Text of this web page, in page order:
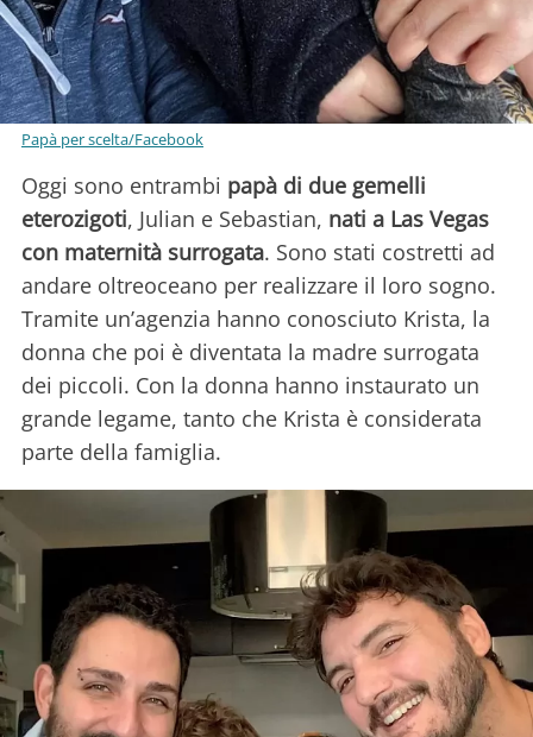
Papà per scelta/Facebook
Oggi sono entrambi papà di due gemelli
eterozigoti, Julian e Sebastian, nati a Las Vegas
con maternità surrogata. Sono stati costretti ad
andare oltreoceano per realizzare il loro sogno.
Tramite un’agenzia hanno conosciuto Krista, la
donna che poi è diventata la madre surrogata
dei piccoli. Con la donna hanno instaurato un
grande legame, tanto che Krista è considerata
parte della famiglia.